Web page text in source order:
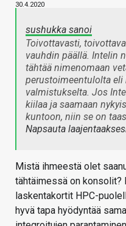
30.4.2020
sushukka sanoi
Toivottavasti,
vauhdin päällä. Intelin
tähtää nimenomaan
perustoimeentulolta
valmistukselta. Jos
kiilaa ja saamaan
kuntoon, niin se on
Napsauta
Mistä ihmeestä olet
tähtäimessä on
laskentakortit HPC-
hyvä tapa hyödyntää